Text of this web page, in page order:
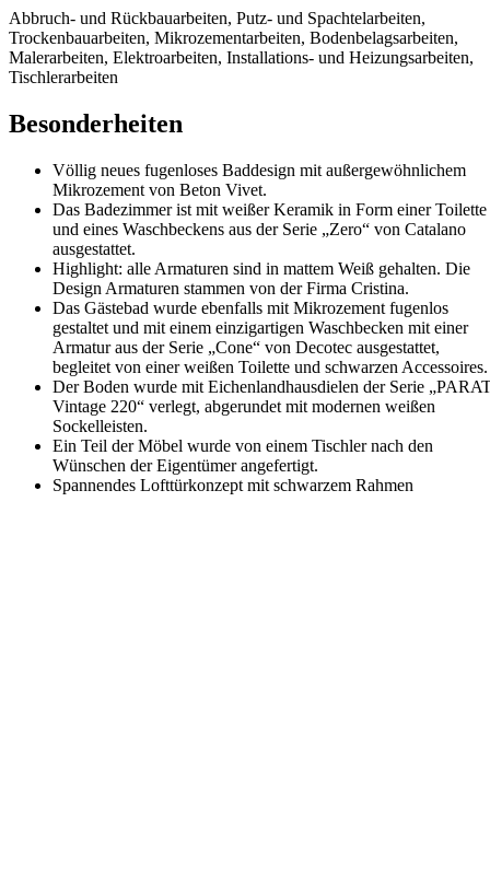
Abbruch- und Rückbauarbeiten, Putz- und Spachtelarbeiten,
Trockenbauarbeiten, Mikrozementarbeiten, Bodenbelagsarbeiten,
Malerarbeiten, Elektroarbeiten, Installations- und Heizungsarbeiten,
Tischlerarbeiten
Besonderheiten
Völlig neues fugenloses Baddesign mit außergewöhnlichem
Mikrozement von Beton Vivet.
Das Badezimmer ist mit weißer Keramik in Form einer Toilette
und eines Waschbeckens aus der Serie „Zero“ von Catalano
ausgestattet.
Highlight: alle Armaturen sind in mattem Weiß gehalten. Die
Design Armaturen stammen von der Firma Cristina.
Das Gästebad wurde ebenfalls mit Mikrozement fugenlos
gestaltet und mit einem einzigartigen Waschbecken mit einer
Armatur aus der Serie „Cone“ von Decotec ausgestattet,
begleitet von einer weißen Toilette und schwarzen Accessoires.
Der Boden wurde mit Eichenlandhausdielen der Serie
Vintage 220“ verlegt, abgerundet mit modernen weißen
Sockelleisten.
Ein Teil der Möbel wurde von einem Tischler nach den
Wünschen der Eigentümer angefertigt.
Spannendes Lofttürkonzept mit schwarzem Rahmen